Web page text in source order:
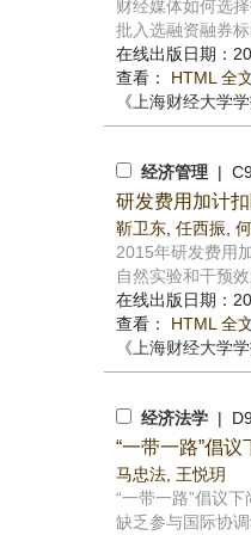
财经媒体如何选
批入选融资融券
在线出版日期：
查看： HTML 全
《上海财经大学学
经济管理 |
研发费用加计
靳卫东 任西振
2015年研发费用
自然实验和干预
在线出版日期：
查看： HTML 全
《上海财经大学学
经济法学 |
“一带一路”倡
马忠法 王悦玥
“一带一路”倡议
缺乏参与国际协